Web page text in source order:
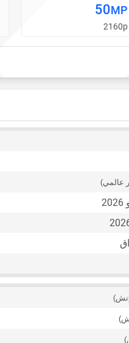
50MP
2160p
عالمي)